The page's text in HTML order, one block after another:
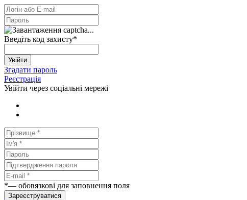
Введіть код захисту*
Увійти
Згадати пароль
Реєстрація
Увійти через соціальні мережі
*— обовязкові для заповнення поля
Зареєструватися